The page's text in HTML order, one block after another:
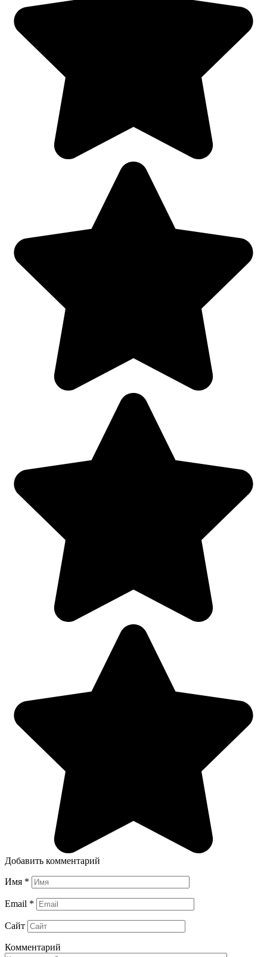
Добавить комментарий
Имя *
Email *
Сайт
Комментарий